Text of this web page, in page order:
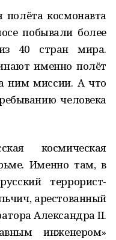
космонавта
побывали более
40 стран мира.
именно полёт
ним миссии. А что
человека
космическая
Именно там, в
террорист-
арестованный
Александра II.
инженером»